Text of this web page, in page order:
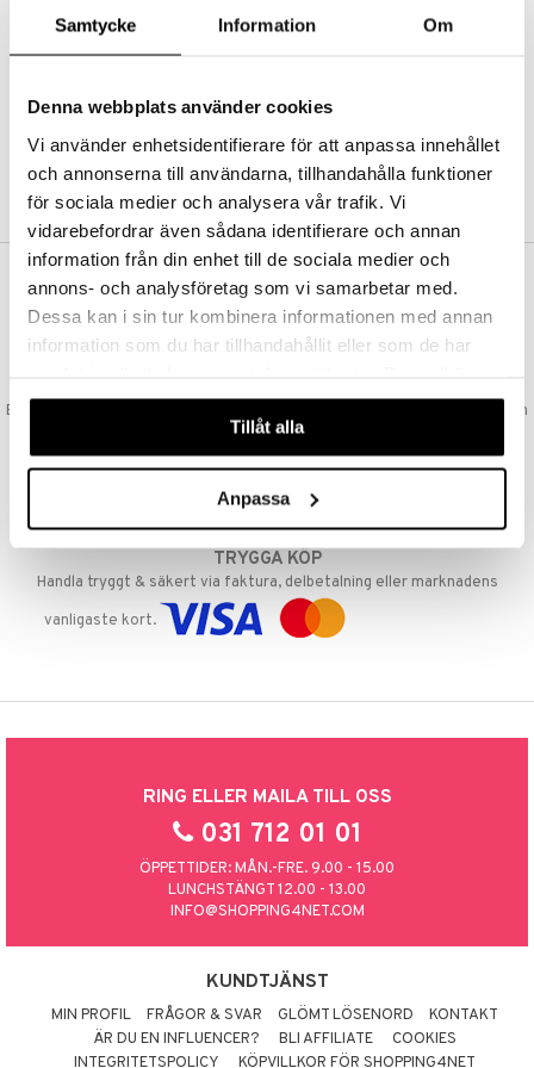
Samtycke Information Om
Denna webbplats använder cookies
Vi använder enhetsidentifierare för att anpassa innehållet
och annonserna till användarna, tillhandahålla funktioner
för sociala medier och analysera vår trafik. Vi
vidarebefordrar även sådana identifierare och annan
information från din enhet till de sociala medier och
annons- och analysföretag som vi samarbetar med.
Dessa kan i sin tur kombinera informationen med annan
information som du har tillhandahållit eller som de har
våra cookies vid fortsatt användande av vår webbplats.
Tillåt alla
Anpassa
Abonnemang
Bevaka produkter
Recensera produkter
SKAPA KUND
VAD KOSTAR FRAKTEN?
Vi erbjuder fri frakt från 350 kr. Vår gräns för fraktfri leverans bestäms
utifån vilken avdelning du handlar från. Läs mer här »
Beställningar lagda före 14:00 (gäller varor i lager) skickas normalt ut från
oss samma dag.
GODKÄND AV LÄKEMEDELSVERKET
EU-logotypen är symbolen som visar att vi är godkända av
TRYGGA KÖP
Handla tryggt & säkert via faktura, delbetalning eller marknadens
vanligaste kort.
RING ELLER MAILA TILL OSS
031 712 01 01
ÖPPETTIDER: MÅN.-FRE. 9.00 - 15.00
LUNCHSTÄNGT 12.00 - 13.00
INFO@SHOPPING4NET.COM
KUNDTJÄNST
MIN PROFIL FRÅGOR & SVAR GLÖMT LÖSENORD
KONTAKT
ÄR DU EN INFLUENCER?
BLI AFFILIATE
COOKIES
INTEGRITETSPOLICY
KÖPVILLKOR FÖR SHOPPING4NET